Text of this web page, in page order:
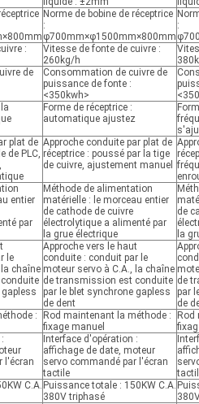
Norme de bobine de réceptrice
:
φ700mm×φ1500mm×800mm
:
:
Vitesse de fonte de cuivre :
260kg/h
de
Consommation de cuivre de
puissance de fonte :
<350kwh>
Forme de réceptrice :
automatique ajustez
plat de
de PLC,
Approche conduite par plat de
réceptrice : poussé par la tige
de cuivre, ajustement manuel
entier
par
Méthode de alimentation
matérielle : le morceau entier
de cathode de cuivre
électrolytique a alimenté par
la grue électrique
de
la
le
chaîne
gapless
Approche vers le haut
conduite : conduit par le
moteur servo à C.A., la chaîne
de transmission est conduite
par le blet synchrone gapless
de dent
de
par
de
:
Rod maintenant la méthode :
fixage manuel
Rod
l'écran
Interface d'opération :
affichage de date, moteur
servo commandé par l'écran
tactile
C.A. Puissance totale : 150KW C.A.
380V triphasé